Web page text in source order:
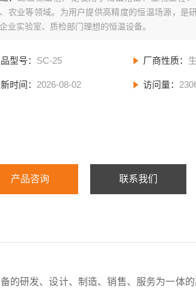
农业等领域。为用户提供高精度的恒温场源，是
业实验室、质检部门理想的恒温设备。
型号： SC-25 厂商性质：
时间： 2026-08-02 访问量：
产品咨询 联系我们
的研发、设计、制造、销售、服务为一体